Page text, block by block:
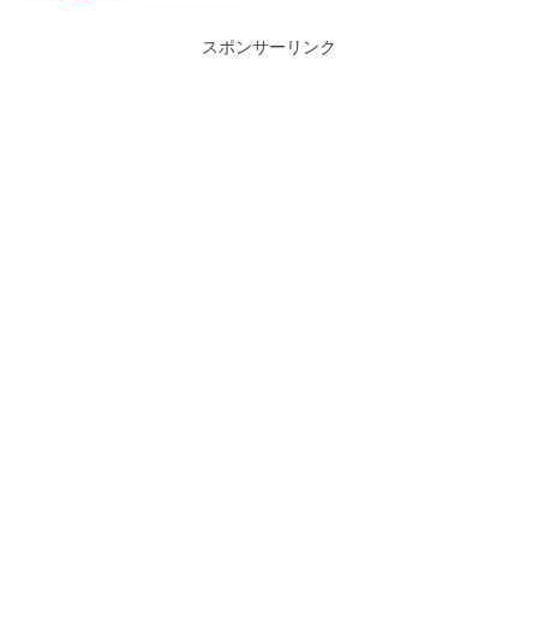
スポンサーリンク